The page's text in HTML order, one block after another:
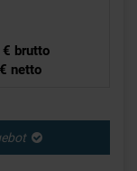
brutto
netto